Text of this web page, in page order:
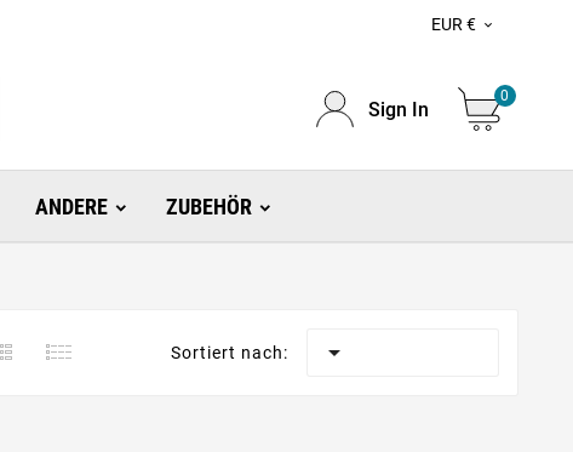
EUR € 
Sign In
0
ANDERE ZUBEHÖR
Sortiert nach: 